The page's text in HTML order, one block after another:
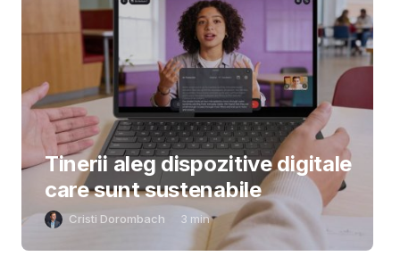
Tinerii aleg dispozitive digitale
care sunt sustenabile
Cristi Dorombach 3 min